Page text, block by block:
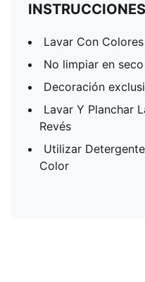
Lavar Con
No limpiar en seco
Decoración
Lavar Y Planchar
Revés
Utilizar
Color